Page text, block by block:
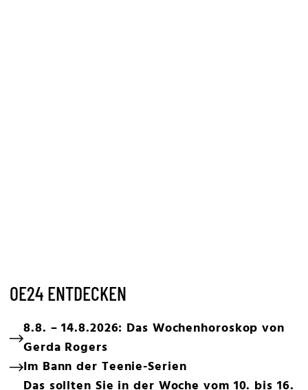
OE24 ENTDECKEN
8.8. – 14.8.2026: Das Wochenhoroskop von
Gerda Rogers
Im Bann der Teenie-Serien